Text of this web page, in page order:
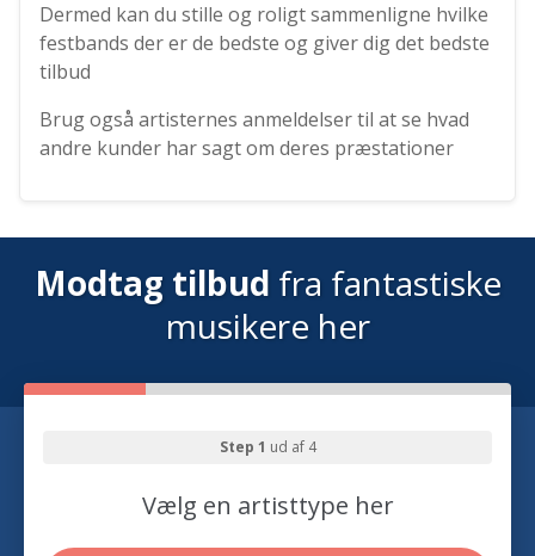
Dermed kan du stille og roligt sammenligne hvilke
festbands der er de bedste og giver dig det bedste
tilbud
Brug også artisternes anmeldelser til at se hvad
andre kunder har sagt om deres præstationer
Modtag tilbud fra fantastiske
musikere her
Step 1 ud af 4
Vælg en artisttype her